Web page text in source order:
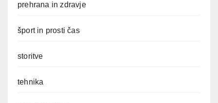
prehrana in zdravje
šport in prosti čas
storitve
tehnika